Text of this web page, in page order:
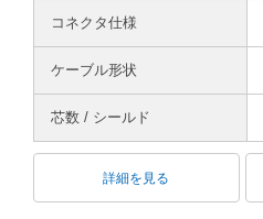
コネクタ仕様
ケーブル形状
芯数 / シールド
詳細を見る